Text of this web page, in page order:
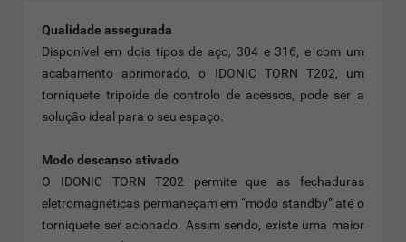
Qualidade assegurada
Disponível em dois tipos de aço, 304 e 316, e com um
acabamento aprimorado, o IDONIC TORN T202, um
torniquete tripoide de controlo de acessos, pode ser a
solução ideal para o seu espaço.
Modo descanso ativado
O IDONIC TORN T202 permite que as fechaduras
eletromagnéticas permaneçam em “modo standby” até o
torniquete ser acionado. Assim sendo, existe uma maior